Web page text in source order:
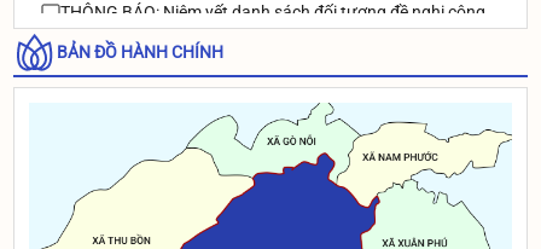
THÔNG BÁO: Niêm yết danh sách đối tượng đề nghị công
nhận và giải quyết chế đệ thương binh theo Nghị định
Thông báo rà soát danh sách người dân đủ điều kiện để cấp
BHYT xã An toàn khu của xã Duy Xuyên
Thông báo: Niêm yết Danh sách đối tượng đề nghị công
nhận và giải quyết chế độ thương binh theo Nghị định
131/2021/NĐ-CP của chính phủ
BẢN ĐỒ HÀNH CHÍNH